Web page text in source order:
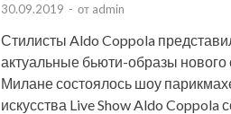
30.09.2019 - от admin
Стилисты Aldo Coppola
актуальные бьюти-образы нового
Милане состоялось шоу
искусства Live Show Aldo Coppola